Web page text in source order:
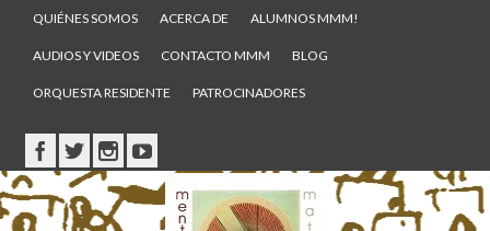
QUIÉNES SOMOS ACERCA DE ALUMNOS MMM!
AUDIOS Y VIDEOS CONTACTO MMM BLOG
ORQUESTA RESIDENTE PATROCINADORES